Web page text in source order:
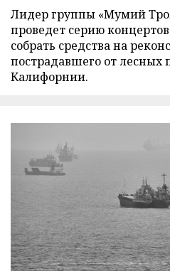
Лидер группы «Мумий
проведет серию
собрать средства на
пострадавшего от лесных
Калифорнии.